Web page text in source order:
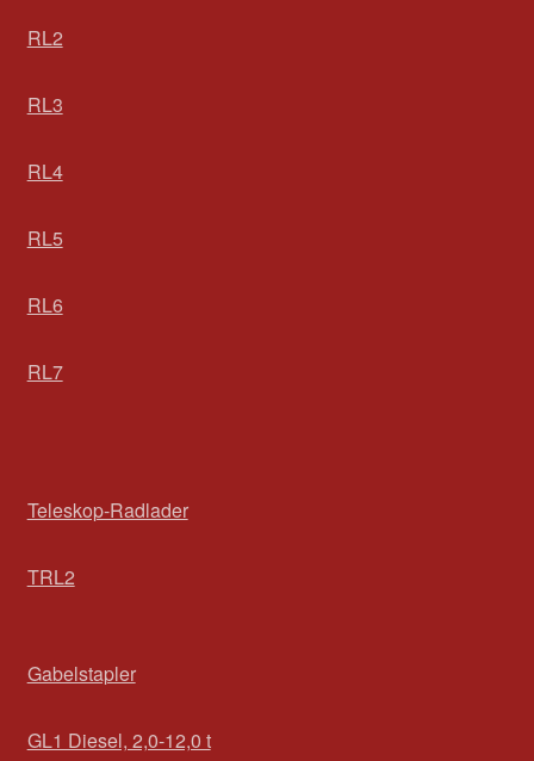
RL2
RL3
RL4
RL5
RL6
RL7
Teleskop-Radlader
TRL2
Gabelstapler
GL1 Diesel, 2,0-12,0 t